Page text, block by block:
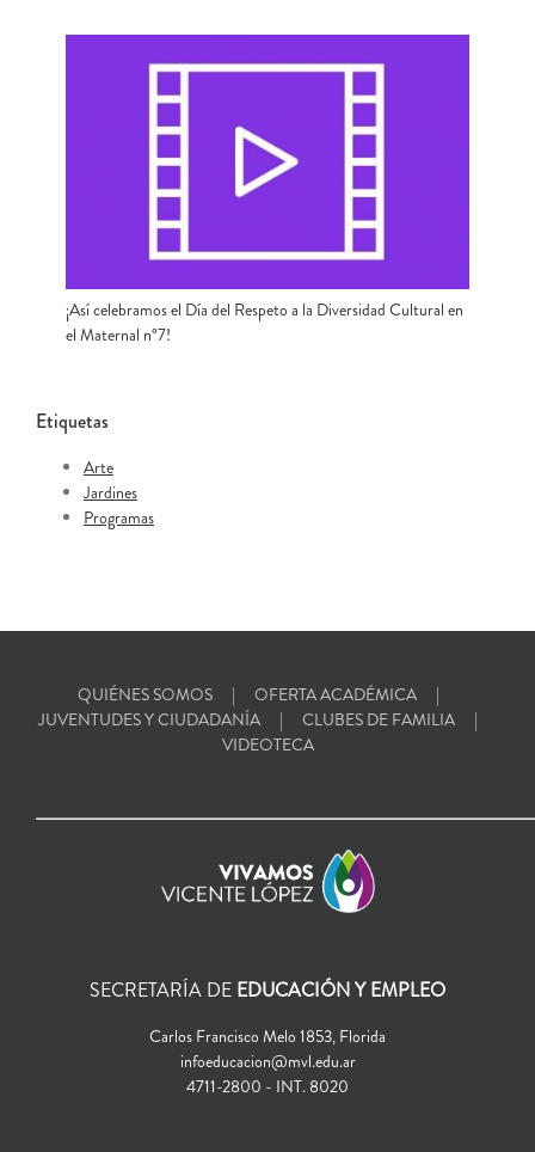
¡Así celebramos el Día del Respeto a la Diversidad Cultural en
el Maternal n°7!
Etiquetas
Arte
Jardines
Programas
QUIÉNES SOMOS
OFERTA ACADÉMICA
JUVENTUDES Y CIUDADANÍA
CLUBES DE FAMILIA
VIDEOTECA
SECRETARÍA DE EDUCACIÓN Y EMPLEO
Carlos Francisco Melo 1853, Florida
infoeducacion@mvl.edu.ar
4711-2800 - INT. 8020